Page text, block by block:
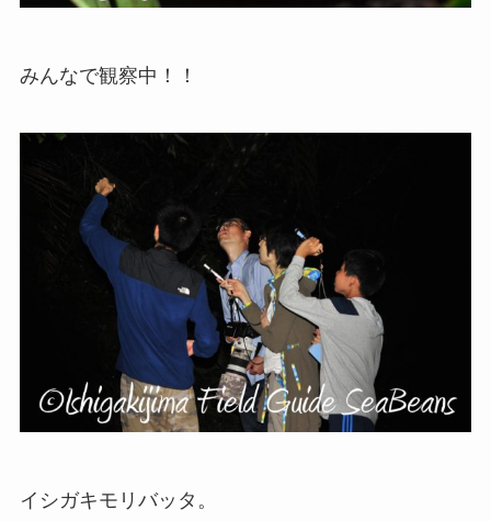
みんなで観察中！！
イシガキモリバッタ。